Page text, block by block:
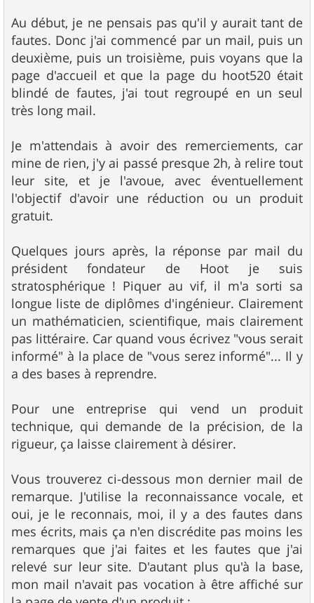
Au début, je ne pensais pas qu'il y aurait tant de
fautes. Donc j'ai commencé par un mail, puis un
deuxième, puis un troisième, puis voyans que la
page d'accueil et que la page du hoot520 était
blindé de fautes, j'ai tout regroupé en un seul
très long mail.
Je m'attendais à avoir des remerciements, car
mine de rien, j'y ai passé presque 2h, à relire tout
leur site, et je l'avoue, avec éventuellement
l'objectif d'avoir une réduction ou un produit
gratuit.
Quelques jours après, la réponse par mail du
président fondateur de Hoot je suis
stratosphérique ! Piquer au vif, il m'a sorti sa
longue liste de diplômes d'ingénieur. Clairement
un mathématicien, scientifique, mais clairement
pas littéraire. Car quand vous écrivez "vous serait
informé" à la place de "vous serez informé"... Il y
a des bases à reprendre.
Pour une entreprise qui vend un produit
technique, qui demande de la précision, de la
rigueur, ça laisse clairement à désirer.
Vous trouverez ci-dessous mon dernier mail de
remarque. J'utilise la reconnaissance vocale, et
oui, je le reconnais, moi, il y a des fautes dans
mes écrits, mais ça n'en discrédite pas moins les
remarques que j'ai faites et les fautes que j'ai
relevé sur leur site. D'autant plus qu'à la base,
mon mail n'avait pas vocation à être affiché sur